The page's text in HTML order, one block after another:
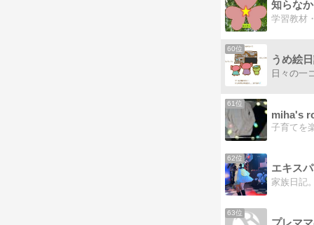
知らな
60位
うめ絵
日々の一
61位
miha's
62位
エキス
63位